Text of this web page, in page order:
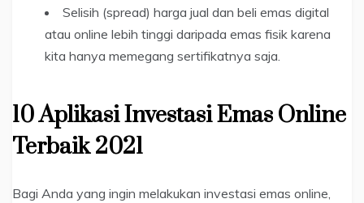
Selisih (spread) harga jual dan beli emas digital
atau online lebih tinggi daripada emas fisik karena
kita hanya memegang sertifikatnya saja.
10 Aplikasi Investasi Emas Online
Terbaik 2021
Bagi Anda yang ingin melakukan investasi emas online,